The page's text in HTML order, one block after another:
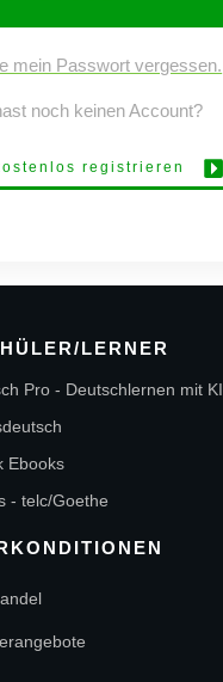
mein Passwort vergessen.
noch keinen Account?
registrieren
LERNER
Pro - Deutschlernen mit KI
Ebooks
- telc/Goethe